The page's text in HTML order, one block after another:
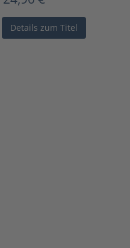
Details zum Titel